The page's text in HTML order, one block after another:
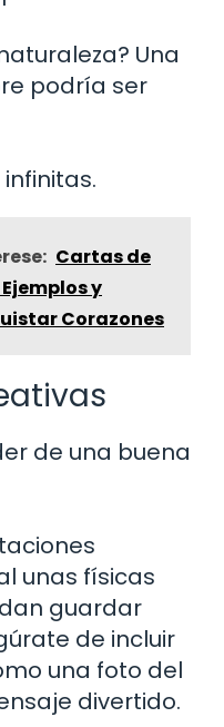
Una
podría ser
Cartas de
y
Corazones
de una buena
unas físicas
guardar
de incluir
una foto del
divertido.